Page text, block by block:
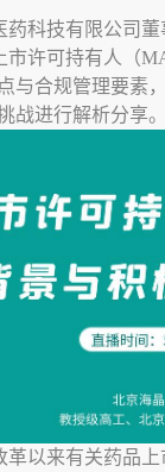
药科技有限公司
市许可持有人（
与合规管理要素
战进行解析分享。
革以来有关药品